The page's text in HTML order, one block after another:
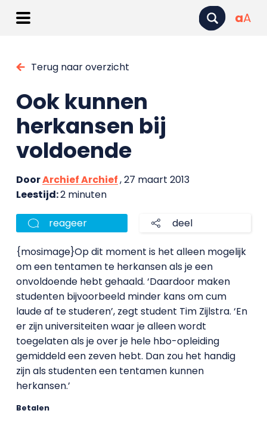
aA
Terug naar overzicht
Ook kunnen
herkansen bij
voldoende
DoorArchief Archief, 27 maart 2013
Leestijd:2 minuten
reageer deel
{mosimage}Op dit moment is het alleen mogelijk
om een tentamen te herkansen als je een
onvoldoende hebt gehaald. ‘Daardoor maken
studenten bijvoorbeeld minder kans om cum
laude af te studeren’, zegt student Tim Zijlstra. ‘En
er zijn universiteiten waar je alleen wordt
toegelaten als je over je hele hbo-opleiding
gemiddeld een zeven hebt. Dan zou het handig
zijn als studenten een tentamen kunnen
herkansen.’
Betalen